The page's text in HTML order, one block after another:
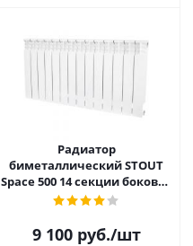
Радиатор
биметаллический STOUT
Space 500 14 секции боковое
подключение SRB-0310-
9 100руб./шт